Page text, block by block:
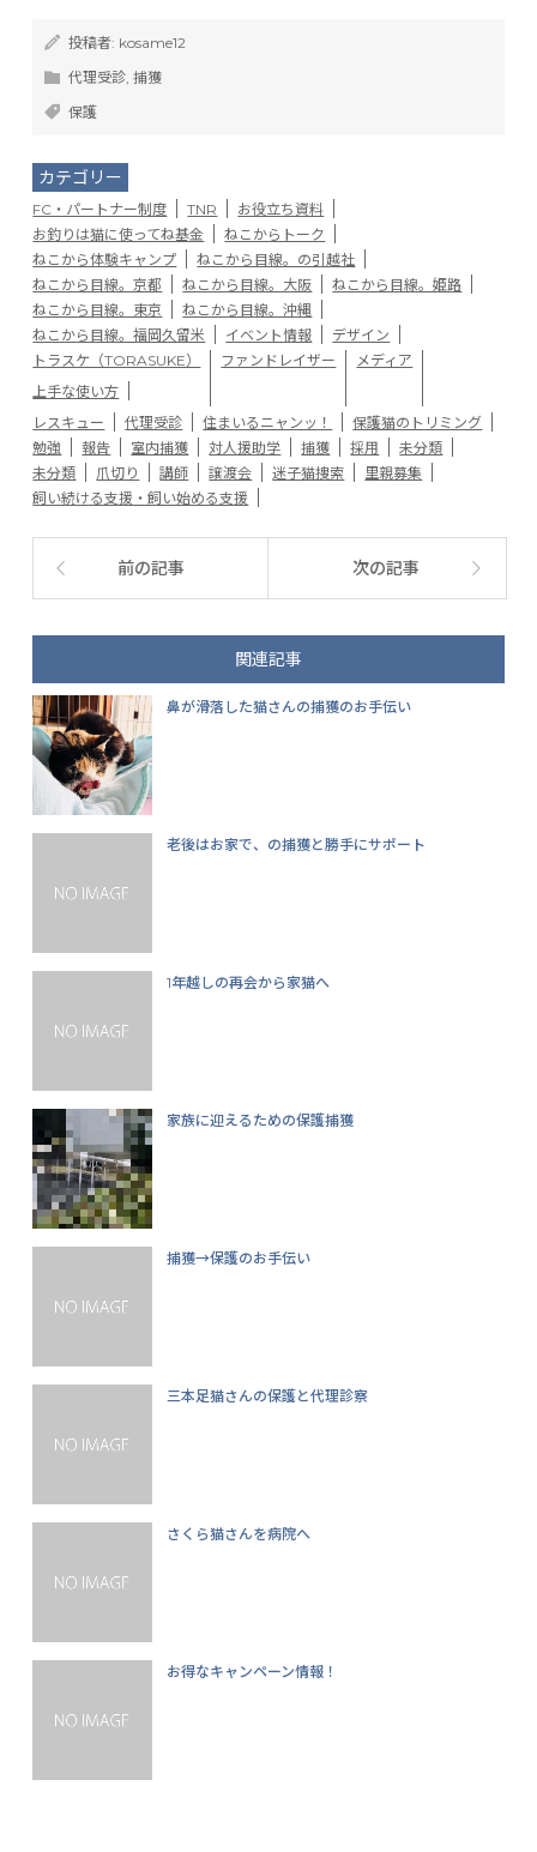
投稿者: kosame12
代理受診,捕獲
保護
カテゴリー
FC・パートナー制度 TNR
お役立ち資料
お釣りは猫に使ってね基金
ねこからトーク
ねこから体験キャンプ
ねこから目線。の引越社
ねこから目線。京都
ねこから目線。大阪
ねこから目線。姫路
ねこから目線。東京
ねこから目線。沖縄
ねこから目線。福岡久留米
イベント情報
デザイン
トラスケ（TORASUKE）
上手な使い方
ファンドレイザー メディア
レスキュー 代理受診 住まいるニャンッ！
保護猫のトリミング
勉強
報告 室内捕獲 対人援助学 捕獲 採用
未分類
未分類
爪切り 講師 譲渡会 迷子猫捜索
里親募集
飼い続ける支援・飼い始める支援
前の記事 次の記事
関連記事
鼻が滑落した猫さんの捕獲のお手伝い
老後はお家で、の捕獲と勝手にサポート
1年越しの再会から家猫へ
家族に迎えるための保護捕獲
捕獲→保護のお手伝い
三本足猫さんの保護と代理診察
さくら猫さんを病院へ
お得なキャンペーン情報！